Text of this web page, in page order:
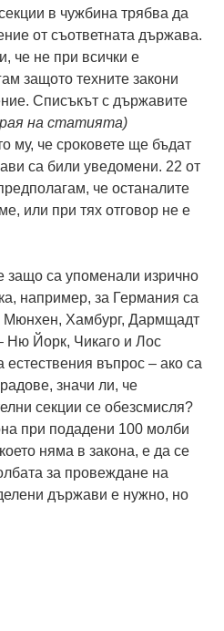
в чужбина трябва да
от съответната държава.
че не при всички е
защото техните закони
Списъкът с държавите
на статията)
му, че сроковете ще бъдат
са били уведомени. 22 от
че останалите
или при тях отговор не е
защо са упоменали изрично
например, за Германия са
Хамбург, Дармщадт
Ню Йорк, Чикаго и Лос
въпрос – ако са
значи ли, че
секции се обезсмисля?
при подадени 100 молби
няма в закона, е да се
за провеждане на
държави е нужно, но